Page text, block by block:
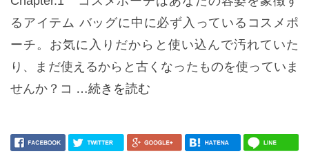
るアイテム バッグに中に必ず入っているコスメポ
ーチ。お気に入りだからと使い込んで汚れていた
り、まだ使えるからと古くなったものを使っていま
せんか？コ …続きを読む